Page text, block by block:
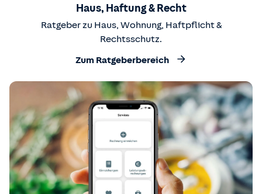
Haus, Haftung & Recht
Ratgeber zu Haus, Wohnung, Haftpflicht &
Rechtsschutz.
Zum Ratgeberbereich